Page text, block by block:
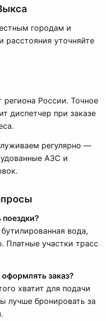
городам и
расстояния уточняйте
России. Точное
диспетчер при заказе
регулярно —
АЗС и
вода,
Платные участки трасс
заказ?
хватит для подачи
лучше бронировать за